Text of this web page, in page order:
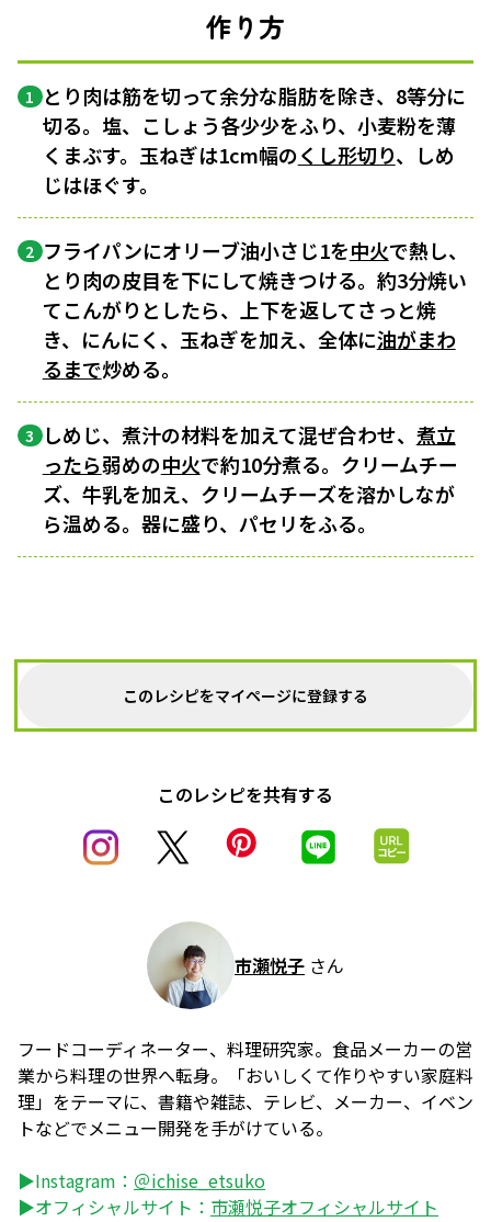
作り方
1 とり肉は筋を切って余分な脂肪を除き、8等分に
切る。塩、こしょう各少少をふり、小麦粉を薄
くまぶす。玉ねぎは1cm幅のくし形切り、しめ
じはほぐす。
2 フライパンにオリーブ油小さじ1を中火で熱し、
とり肉の皮目を下にして焼きつける。約3分焼い
てこんがりとしたら、上下を返してさっと焼
き、にんにく、玉ねぎを加え、全体に油がまわ
るまで炒める。
3 しめじ、煮汁の材料を加えて混ぜ合わせ、 煮立
ったら弱めの中火で約10分煮る。クリームチー
ズ、牛乳を加え、クリームチーズを溶かしなが
ら温める。器に盛り、パセリをふる。
このレシピをマイページに登録する
このレシピを共有する
市瀬悦子 さん
フードコーディネーター、料理研究家。食品メーカーの営
業から料理の世界へ転身。「おいしくて作りやすい家庭料
理」をテーマに、書籍や雑誌、テレビ、メーカー、イベン
トなどでメニュー開発を手がけている。
▶Instagram： ＠ichise_etsuko
▶オフィシャルサイト： 市瀬悦子オフィシャルサイト